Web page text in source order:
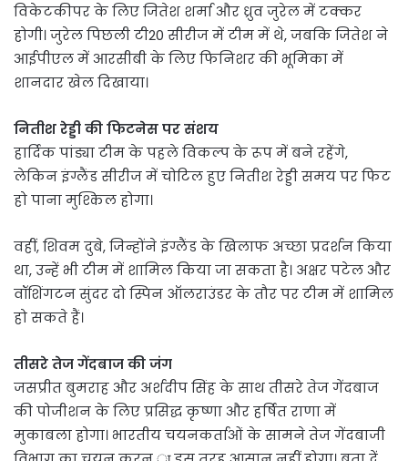
विकेटकीपर के लिए जितेश शर्मा और ध्रुव जुरेल में टक्कर
होगी। जुरेल पिछली टी20 सीरीज में टीम में थे, जबकि जितेश ने
आईपीएल में आरसीबी के लिए फिनिशर की भूमिका में
शानदार खेल दिखाया।
नितीश रेड्डी की फिटनेस पर संशय
हार्दिक पांड्या टीम के पहले विकल्प के रूप में बने रहेंगे,
लेकिन इंग्लैंड सीरीज में चोटिल हुए नितीश रेड्डी समय पर फिट
हो पाना मुश्किल होगा।
वहीं, शिवम दुबे, जिन्होंने इंग्लैंड के खिलाफ अच्छा प्रदर्शन किया
था, उन्हें भी टीम में शामिल किया जा सकता है। अक्षर पटेल और
वॉशिंगटन सुंदर दो स्पिन ऑलराउंडर के तौर पर टीम में शामिल
हो सकते हैं।
तीसरे तेज गेंदबाज की जंग
जसप्रीत बुमराह और अर्शदीप सिंह के साथ तीसरे तेज गेंदबाज
की पोजीशन के लिए प्रसिद्ध कृष्णा और हर्षित राणा में
मुकाबला होगा। भारतीय चयनकर्ताओं के सामने तेज गेंदबाजी